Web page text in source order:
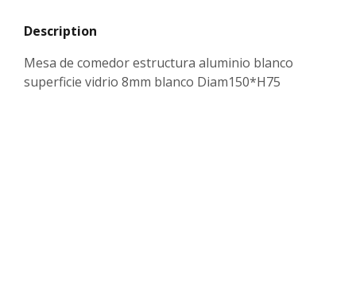
Description
Mesa de comedor estructura aluminio blanco
superficie vidrio 8mm blanco Diam150*H75